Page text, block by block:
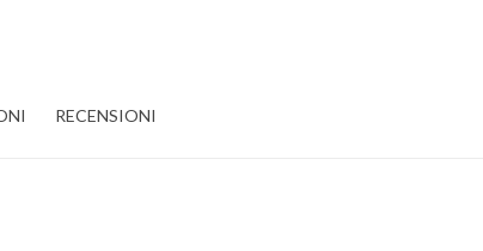
RECENSIONI